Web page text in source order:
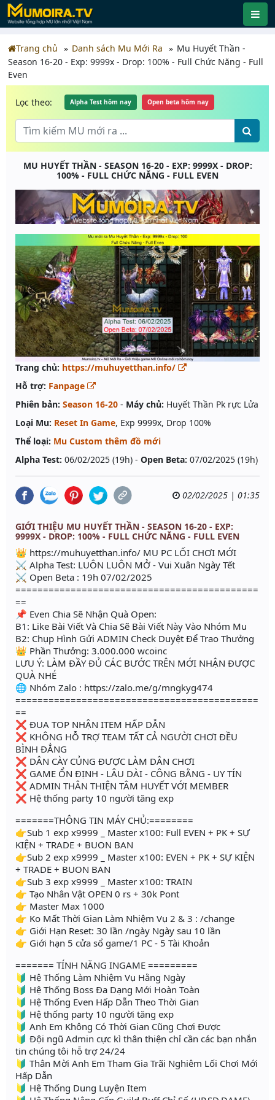
Trang chủ Danh sách Mu Mới Ra
Mu Huyết Thần -
Season 16-20 - Exp: 9999x - Drop: 100% - Full Chức Năng - Full
Even
Lọc theo: Alpha Test hôm nay Open beta hôm nay
MU HUYẾT THẦN - SEASON 16-20 - EXP: 9999X - DROP:
100% - FULL CHỨC NĂNG - FULL EVEN
Trang chủ: https://muhuyetthan.info/
Hỗ trợ: Fanpage
Phiên bản: Season 16-20 - Máy chủ: Huyết Thần Pk rực Lửa
Loại Mu: Reset In Game, Exp 9999x, Drop 100%
Thể loại: Mu Custom thêm đồ mới
Alpha Test: 06/02/2025 (19h) - Open Beta: 07/02/2025 (19h)
02/02/2025 | 01:35
GIỚI THIỆU MU HUYẾT THẦN - SEASON 16-20 - EXP:
9999X - DROP: 100% - FULL CHỨC NĂNG - FULL EVEN
👑 https://muhuyetthan.info/ MU PC LỐI CHƠI MỚI
⚔ Alpha Test: LUÔN LUÔN MỞ - Vui Xuân Ngày Tết
⚔ Open Beta : 19h 07/02/2025
============================================
==
📌 Even Chia Sẽ Nhận Quà Open:
B1: Like Bài Viết Và Chia Sẽ Bài Viết Này Vào Nhóm Mu
B2: Chụp Hình Gửi ADMIN Check Duyệt Để Trao Thưởng
👑 Phần Thưởng: 3.000.000 wcoinc
LƯU Ý: LÀM ĐẦY ĐỦ CÁC BƯỚC TRÊN MỚI NHẬN ĐƯỢC
QUÀ NHÉ
🌐 Nhóm Zalo : https://zalo.me/g/mngkyg474
============================================
==
❌ ĐUA TOP NHẬN ITEM HẤP DẪN
❌ KHÔNG HỖ TRỢ TEAM TẤT CẢ NGƯỜI CHƠI ĐỀU
BÌNH ĐẲNG
❌ DÂN CÀY CỦNG ĐƯỢC LÀM DÂN CHƠI
❌ GAME ỔN ĐỊNH - LÂU DÀI - CÔNG BẰNG - UY TÍN
❌ ADMIN THÂN THIỆN TÂM HUYẾT VỚI MEMBER
❌ Hệ thống party 10 người tăng exp
=======THÔNG TIN MÁY CHỦ:========
👉Sub 1 exp x9999 _ Master x100: Full EVEN + PK + SỰ
KIỆN + TRADE + BUON BAN
👉Sub 2 exp x9999 _ Master x100: EVEN + PK + SỰ KIỆN
+ TRADE + BUON BAN
👉Sub 3 exp x9999 _ Master x100: TRAIN
👉 Tạo Nhân Vật OPEN 0 rs + 30k Pont
👉 Master Max 1000
👉 Ko Mất Thời Gian Làm Nhiệm Vụ 2 & 3 : /change
👉 Giới Hạn Reset: 30 lần /ngày Ngày sau 10 lần
👉 Giới hạn 5 cửa sổ game/1 PC - 5 Tài Khoản
======= TÍNH NĂNG INGAME =========
🔰 Hệ Thống Làm Nhiệm Vụ Hằng Ngày
🔰 Hệ Thống Boss Đa Dạng Mới Hoàn Toàn
🔰 Hệ Thống Even Hấp Dẫn Theo Thời Gian
🔰 Hệ thống party 10 người tăng exp
🔰 Anh Em Không Có Thời Gian Cũng Chơi Được
🔰 Đội ngũ Admin cực kì thân thiện chỉ cần các bạn nhắn
tin chúng tôi hỗ trợ 24/24
🔰 Thân Mời Anh Em Tham Gia Trãi Nghiêm Lối Chơi Mới
Hấp Dẫn
🔰 Hệ Thống Dung Luyện Item